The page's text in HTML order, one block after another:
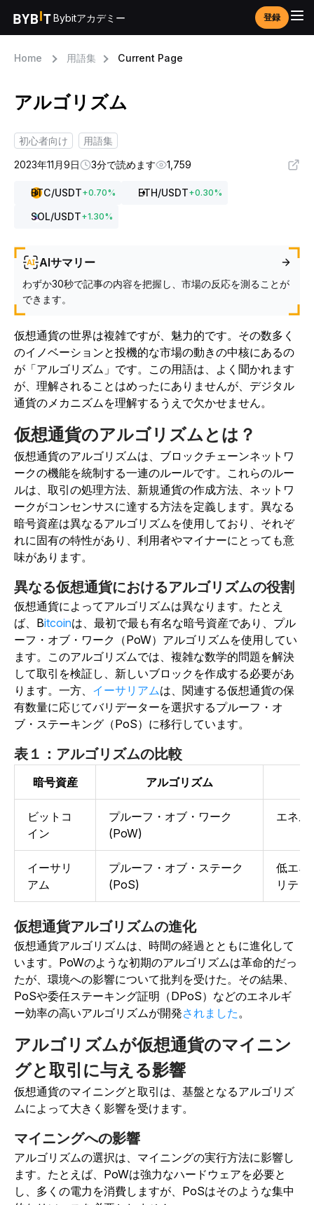
Bybitアカデミー 登録
Home 用語集 Current Page
アルゴリズム
初心者向け
用語集
2023年11月9日
3分で読めます 1,759
BTC/USDT+0.70% ETH/USDT+0.30%
SOL/USDT+1.30%
AIサマリー
わずか30秒で記事の内容を把握し、市場の反応を測ることが
できます。
仮想通貨の世界は複雑ですが、魅力的です。その数多く
のイノベーションと投機的な市場の動きの中核にあるの
が「アルゴリズム」です。この用語は、よく聞かれます
が、理解されることはめったにありませんが、デジタル
通貨のメカニズムを理解するうえで欠かせません。
仮想通貨のアルゴリズムとは？
仮想通貨のアルゴリズムは、ブロックチェーンネットワ
ークの機能を統制する一連のルールです。これらのルー
ルは、取引の処理方法、新規通貨の作成方法、ネットワ
ークがコンセンサスに達する方法を定義します。異なる
暗号資産は異なるアルゴリズムを使用しており、それぞ
れに固有の特性があり、利用者やマイナーにとっても意
味があります。
異なる仮想通貨におけるアルゴリズムの役割
仮想通貨によってアルゴリズムは異なります。たとえ
ば、 Bitcoinは、最初で最も有名な暗号資産であり、プル
ーフ・オブ・ワーク（PoW）アルゴリズムを使用してい
ます。このアルゴリズムでは、複雑な数学的問題を解決
して取引を検証し、新しいブロックを作成する必要があ
ります。一方、 イーサリアムは、関連する仮想通貨の保
有数量に応じてバリデーターを選択するプルーフ・オ
ブ・ステーキング（PoS）に移行しています。
表１：アルゴリズムの比較
暗号資産 アルゴリズム
ビットコ
イン
プルーフ・オブ・ワーク
(PoW)
エネル
イーサリ
アム
プルーフ・オブ・ステーク
(PoS)
低エネ
リティ
仮想通貨アルゴリズムの進化
仮想通貨アルゴリズムは、時間の経過とともに進化して
います。PoWのような初期のアルゴリズムは革命的だっ
たが、環境への影響について批判を受けた。その結果、
PoSや委任ステーキング証明（DPoS）などのエネルギ
ー効率の高いアルゴリズムが開発されました。
アルゴリズムが仮想通貨のマイニン
グと取引に与える影響
仮想通貨のマイニングと取引は、基盤となるアルゴリズ
ムによって大きく影響を受けます。
マイニングへの影響
アルゴリズムの選択は、マイニングの実行方法に影響し
ます。たとえば、PoWは強力なハードウェアを必要と
し、多くの電力を消費しますが、PoSはそのような集中